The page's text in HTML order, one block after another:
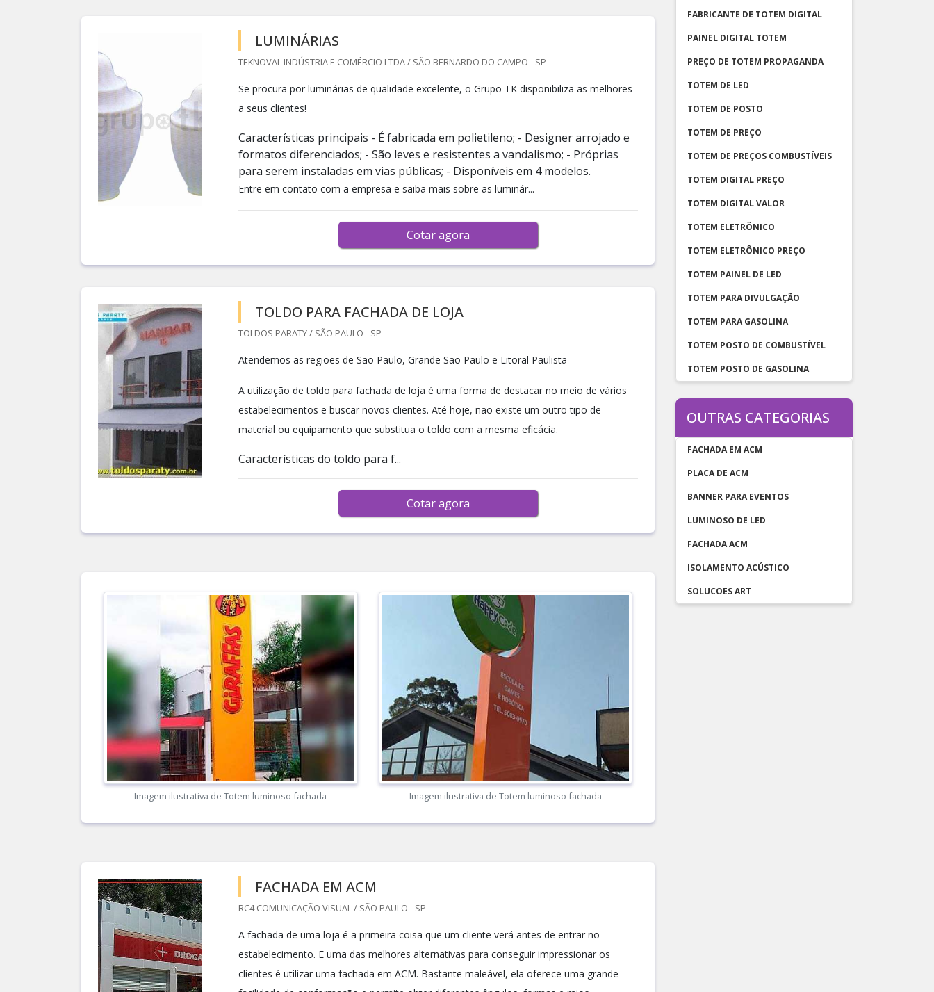
LUMINÁRIAS
TEKNOVAL INDÚSTRIA E COMÉRCIO LTDA / SÃO BERNARDO DO CAMPO - SP
Se procura por luminárias de qualidade excelente, o Grupo TK disponibiliza as melhores
a seus clientes!
Características principais - É fabricada em polietileno; - Designer arrojado e
formatos diferenciados; - São leves e resistentes a vandalismo; - Próprias
para serem instaladas em vias públicas; - Disponíveis em 4 modelos.
Entre em contato com a empresa e saiba mais sobre as luminár...
Cotar agora
TOLDO PARA FACHADA DE LOJA
TOLDOS PARATY / SÃO PAULO - SP
Atendemos as regiões de São Paulo, Grande São Paulo e Litoral Paulista
A utilização de toldo para fachada de loja é uma forma de destacar no meio de vários
estabelecimentos e buscar novos clientes. Até hoje, não existe um outro tipo de
material ou equipamento que substitua o toldo com a mesma eficácia.
Características do toldo para f...
Cotar agora
Imagem ilustrativa de Totem luminoso fachada Imagem ilustrativa de Totem luminoso fachada
FACHADA EM ACM
RC4 COMUNICAÇÃO VISUAL / SÃO PAULO - SP
A fachada de uma loja é a primeira coisa que um cliente verá antes de entrar no
estabelecimento. E uma das melhores alternativas para conseguir impressionar os
clientes é utilizar uma fachada em ACM. Bastante maleável, ela oferece uma grande
FABRICANTE DE TOTEM DIGITAL
PAINEL DIGITAL TOTEM
PREÇO DE TOTEM PROPAGANDA
TOTEM DE LED
TOTEM DE POSTO
TOTEM DE PREÇO
TOTEM DE PREÇOS COMBUSTÍVEIS
TOTEM DIGITAL PREÇO
TOTEM DIGITAL VALOR
TOTEM ELETRÔNICO
TOTEM ELETRÔNICO PREÇO
TOTEM PAINEL DE LED
TOTEM PARA DIVULGAÇÃO
TOTEM PARA GASOLINA
TOTEM POSTO DE COMBUSTÍVEL
TOTEM POSTO DE GASOLINA
OUTRAS CATEGORIAS
FACHADA EM ACM
PLACA DE ACM
BANNER PARA EVENTOS
LUMINOSO DE LED
FACHADA ACM
ISOLAMENTO ACÚSTICO
SOLUCOES ART